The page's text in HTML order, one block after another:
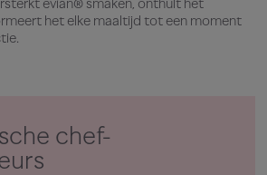
het elke maaltijd tot een moment
chef-